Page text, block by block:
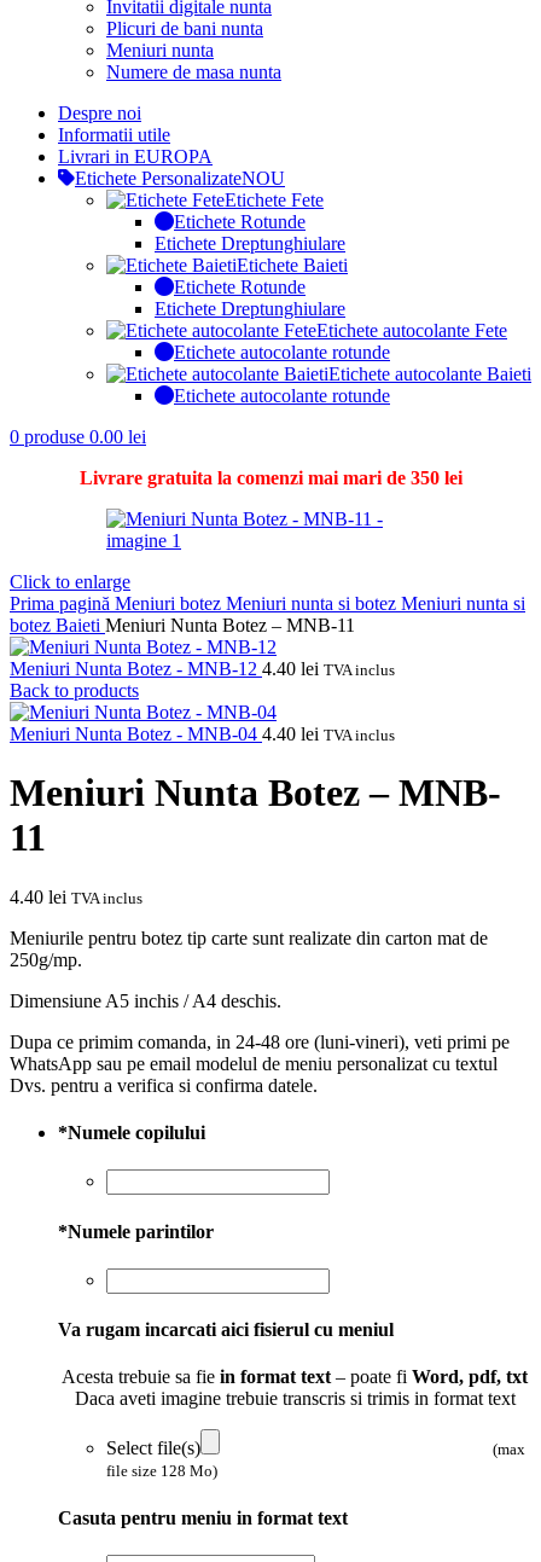
Invitatii digitale nunta
Plicuri de bani nunta
Meniuri nunta
Numere de masa nunta
Despre noi
Informatii utile
Livrari in EUROPA
Etichete PersonalizateNOU
Etichete Fete
Etichete Rotunde
Etichete Dreptunghiulare
Etichete Baieti
Etichete Rotunde
Etichete Dreptunghiulare
Etichete autocolante Fete
Etichete autocolante rotunde
Etichete autocolante Baieti
Etichete autocolante rotunde
0 produse 0.00 lei
Livrare gratuita la comenzi mai mari de 350 lei
Click to enlarge
Prima pagină Meniuri botez Meniuri nunta si botez Meniuri nunta si
botez Baieti Meniuri Nunta Botez – MNB-11
Meniuri Nunta Botez - MNB-12 4.40 lei TVA inclus
Back to products
Meniuri Nunta Botez - MNB-04 4.40 lei TVA inclus
Meniuri Nunta Botez – MNB-
11
4.40 lei TVA inclus
Meniurile pentru botez tip carte sunt realizate din carton mat de
250g/mp.
Dimensiune A5 inchis / A4 deschis.
Dupa ce primim comanda, in 24-48 ore (luni-vineri), veti primi pe
WhatsApp sau pe email modelul de meniu personalizat cu textul
Dvs. pentru a verifica si confirma datele.
*Numele copilului
*Numele parintilor
Va rugam incarcati aici fisierul cu meniul
Acesta trebuie sa fie in format text– poate fi Word, pdf, txt
Daca aveti imagine trebuie transcris si trimis in format text
Select file(s)
(max
file size 128 Mo)
Casuta pentru meniu in format text